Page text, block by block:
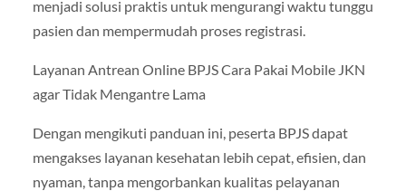
menjadi solusi praktis untuk mengurangi waktu tunggu
pasien dan mempermudah proses registrasi.
Layanan Antrean Online BPJS Cara Pakai Mobile JKN
agar Tidak Mengantre Lama
Dengan mengikuti panduan ini, peserta BPJS dapat
mengakses layanan kesehatan lebih cepat, efisien, dan
nyaman, tanpa mengorbankan kualitas pelayanan